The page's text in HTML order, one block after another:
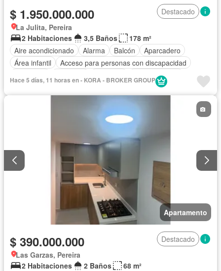
$ 1.950.000.000
Destacado
La Julita, Pereira
2 Habitaciones
3,5 Baños
178 m²
Aire acondicionado
Alarma Balcón
Aparcadero
Área infantil
Acceso para personas con discapacidad
Cocina integral
Vista panorámica
Cuarto de servicio
Hace 5 días, 11 horas en - KORA - BROKER GROUP
Apartamento
$ 390.000.000
Destacado
Las Garzas, Pereira
2 Habitaciones
2 Baños
68 m²